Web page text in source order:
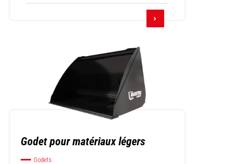
Godet pour matériaux légers
Godets